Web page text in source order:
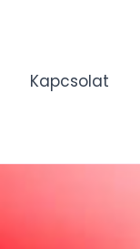
Kapcsolat